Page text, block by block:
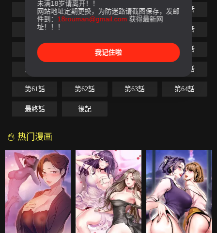
第45話 第46話 第47話 第48話
第49話 第52話
第53話 第56話
第60話
第61話 第62話 第63話 第64話
最終話 後記
热门漫画
未满18岁请离开！！
网站地址定期更换，为防迷路请截图保存，发邮
件到： 18rouman@gmail.com 获得最新网
址！！！
我记住啦